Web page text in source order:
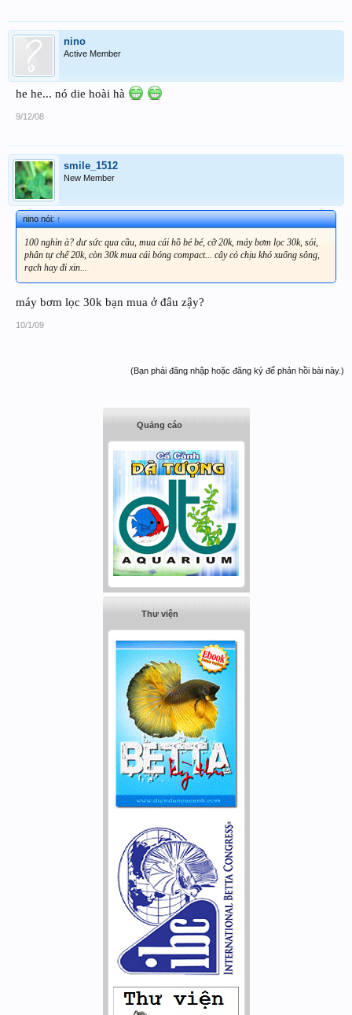
nino
Active Member
he he... nó die hoài hà
9/12/08
smile_1512
New Member
nino nói:↑
100 nghìn à? dư sức qua cầu, mua cái hồ bé bé, cỡ 20k, máy bơm lọc 30k, sỏi,
phân tự chế 20k, còn 30k mua cái bóng compact... cây cỏ chịu khó xuống sông,
rạch hay đi xin...
máy bơm lọc 30k bạn mua ở đâu zậy?
10/1/09
(Bạn phải đăng nhập hoặc đăng ký để phản hồi bài này.)
Quảng cáo
Thư viện